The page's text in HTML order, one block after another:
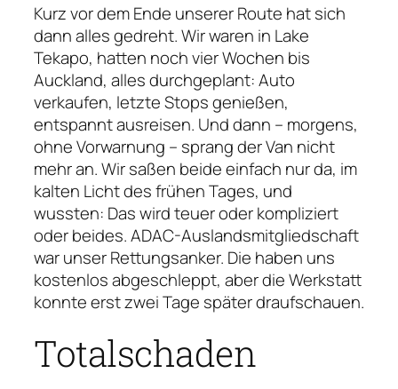
Kurz vor dem Ende unserer Route hat sich
dann alles gedreht. Wir waren in Lake
Tekapo, hatten noch vier Wochen bis
Auckland, alles durchgeplant: Auto
verkaufen, letzte Stops genießen,
entspannt ausreisen. Und dann – morgens,
ohne Vorwarnung – sprang der Van nicht
mehr an. Wir saßen beide einfach nur da, im
kalten Licht des frühen Tages, und
wussten: Das wird teuer oder kompliziert
oder beides. ADAC-Auslandsmitgliedschaft
war unser Rettungsanker. Die haben uns
kostenlos abgeschleppt, aber die Werkstatt
konnte erst zwei Tage später draufschauen.
Totalschaden